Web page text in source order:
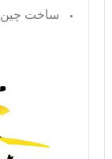
ساخت چین